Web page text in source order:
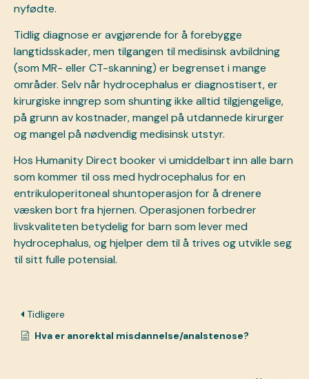
nyfødte.
Tidlig diagnose er avgjørende for å forebygge
langtidsskader, men tilgangen til medisinsk avbildning
(som MR- eller CT-skanning) er begrenset i mange
områder. Selv når hydrocephalus er diagnostisert, er
kirurgiske inngrep som shunting ikke alltid tilgjengelige,
på grunn av kostnader, mangel på utdannede kirurger
og mangel på nødvendig medisinsk utstyr.
Hos Humanity Direct booker vi umiddelbart inn alle barn
som kommer til oss med hydrocephalus for en
entrikuloperitoneal shuntoperasjon for å drenere
væsken bort fra hjernen. Operasjonen forbedrer
livskvaliteten betydelig for barn som lever med
hydrocephalus, og hjelper dem til å trives og utvikle seg
til sitt fulle potensial.
Tidligere
Hva er anorektal misdannelse/analstenose?